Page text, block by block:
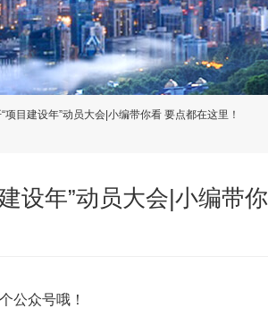
项目建设年”动员大会|小编带你看 要点都在这里！
设年”动员大会|小编带
公众号哦！